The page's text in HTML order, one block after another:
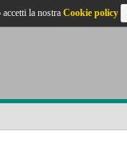
la nostra Cookie policy